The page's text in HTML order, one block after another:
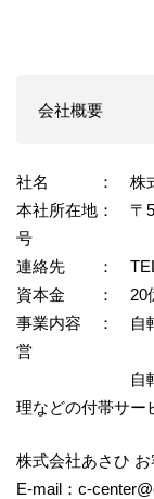
会社概要
社名 ： 株式会
本社所在地： 〒
号
連絡先 ： TEL
資本金 ： 20億
事業内容 ： 自転
営
自転車及び
理などの付帯サー
株式会社あさひ お
E-mail：c-